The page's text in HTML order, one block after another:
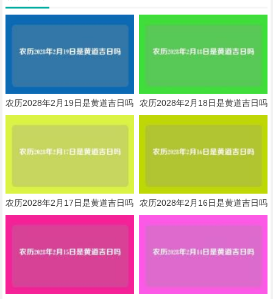
农历2028年2月19日是黄道吉日吗 农历2028年2月18日是黄道吉日吗
农历2028年2月17日是黄道吉日吗 农历2028年2月16日是黄道吉日吗